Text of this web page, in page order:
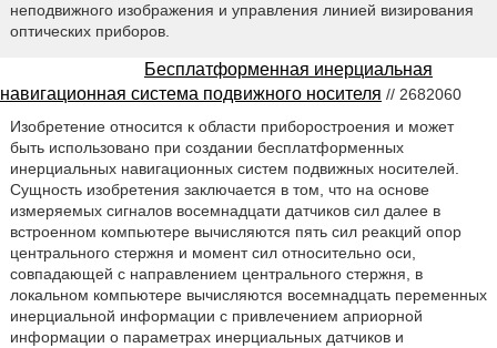
неподвижного изображения и управления линией визирования
оптических приборов.
Бесплатформенная инерциальная
навигационная система подвижного носителя // 2682060
Изобретение относится к области приборостроения и может
быть использовано при создании бесплатформенных
инерциальных навигационных систем подвижных носителей.
Сущность изобретения заключается в том, что на основе
измеряемых сигналов восемнадцати датчиков сил далее в
встроенном компьютере вычисляются пять сил реакций опор
центрального стержня и момент сил относительно оси,
совпадающей с направлением центрального стержня, в
локальном компьютере вычисляются восемнадцать переменных
инерциальной информации с привлечением априорной
информации о параметрах инерциальных датчиков и